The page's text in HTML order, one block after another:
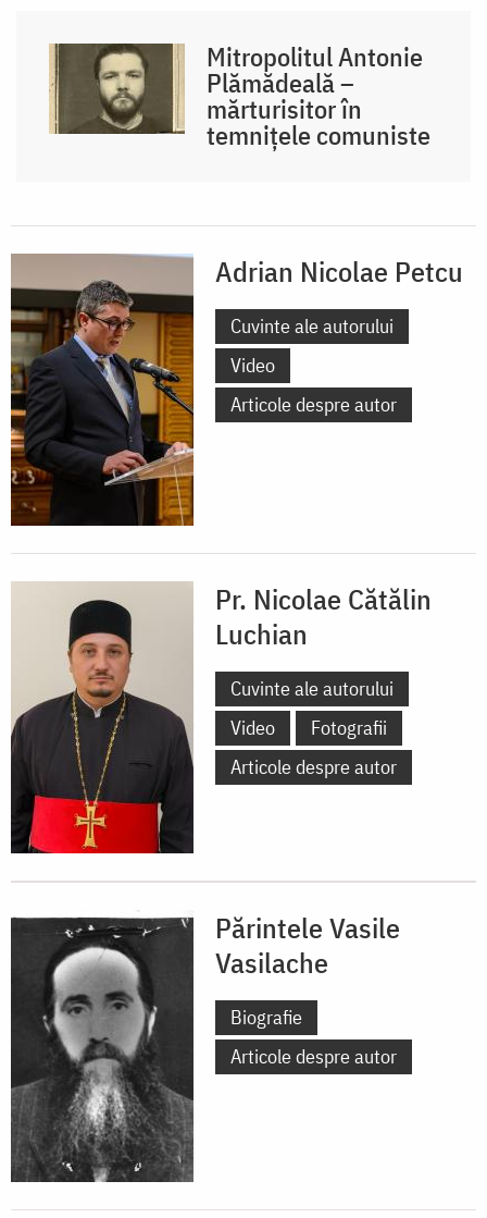
Mitropolitul Antonie
Plămădeală –
mărturisitor în
temnițele comuniste
Adrian Nicolae Petcu
Cuvinte ale autorului
Video
Articole despre autor
Pr. Nicolae Cătălin
Luchian
Cuvinte ale autorului
Video
Fotografii
Articole despre autor
Părintele Vasile
Vasilache
Biografie
Articole despre autor